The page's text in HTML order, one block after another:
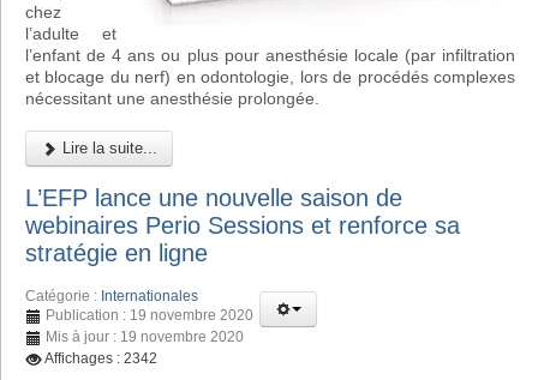
chez
l’adulte et
l’enfant de 4 ans ou plus pour anesthésie locale (par infiltration
et blocage du nerf) en odontologie, lors de procédés complexes
nécessitant une anesthésie prolongée.
Lire la suite...
L’EFP lance une nouvelle saison de
webinaires Perio Sessions et renforce sa
stratégie en ligne
Catégorie : Internationales
Publication : 19 novembre 2020
Mis à jour : 19 novembre 2020
Affichages : 2342